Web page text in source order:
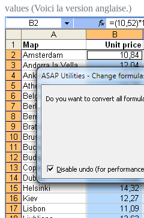
values (Voici la version anglaise.)